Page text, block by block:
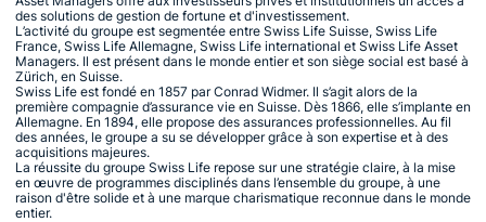
des solutions de gestion de fortune et d'investissement.
L’activité du groupe est segmentée entre Swiss Life Suisse, Swiss Life
France, Swiss Life Allemagne, Swiss Life international et Swiss Life Asset
Managers. Il est présent dans le monde entier et son siège social est basé à
Zürich, en Suisse.
Swiss Life est fondé en 1857 par Conrad Widmer. Il s’agit alors de la
première compagnie d’assurance vie en Suisse. Dès 1866, elle s’implante en
Allemagne. En 1894, elle propose des assurances professionnelles. Au fil
des années, le groupe a su se développer grâce à son expertise et à des
acquisitions majeures.
La réussite du groupe Swiss Life repose sur une stratégie claire, à la mise
en œuvre de programmes disciplinés dans l’ensemble du groupe, à une
raison d'être solide et à une marque charismatique reconnue dans le monde
entier.